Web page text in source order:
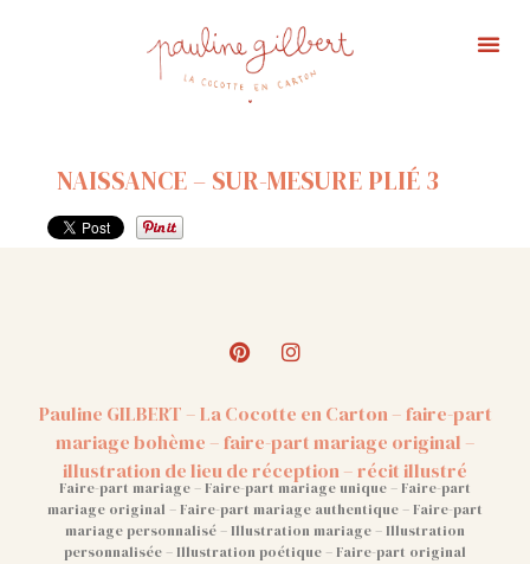
NAISSANCE – SUR-MESURE PLIÉ 3
Pauline GILBERT – La Cocotte en Carton – faire-part
mariage bohème – faire-part mariage original –
illustration de lieu de réception – récit illustré
Faire-part mariage – Faire-part mariage unique – Faire-part
mariage original – Faire-part mariage authentique – Faire-part
mariage personnalisé – Illustration mariage – Illustration
personnalisée – Illustration poétique – Faire-part original